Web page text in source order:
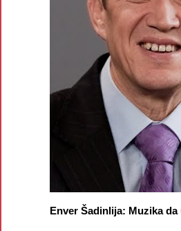
Enver Šadinlija: Muzika